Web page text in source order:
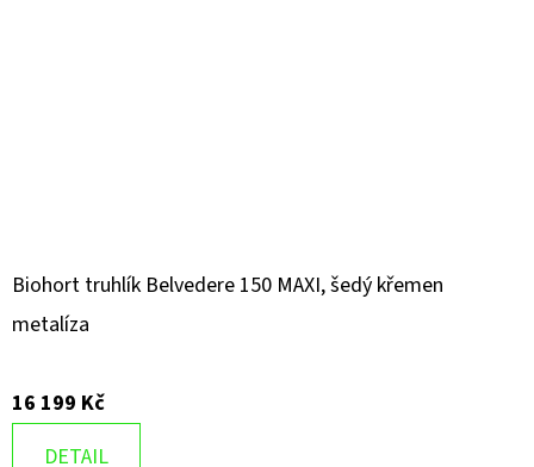
Biohort truhlík Belvedere 150 MAXI, šedý křemen
metalíza
16 199 Kč
DETAIL